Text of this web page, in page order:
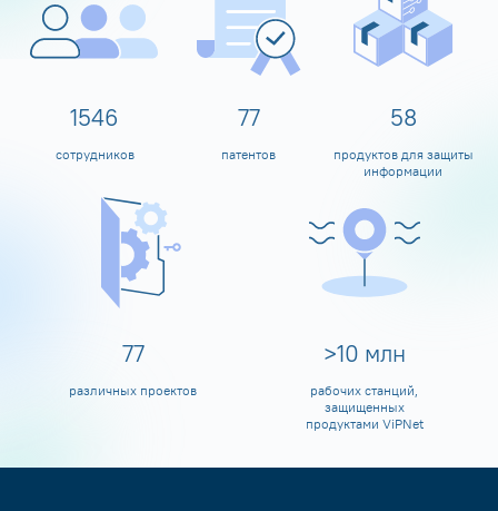
1600
сотрудников
80
патентов
60
продуктов для защиты
информации
80
различных проектов
>10 млн
рабочих станций,
защищенных
продуктами ViPNet